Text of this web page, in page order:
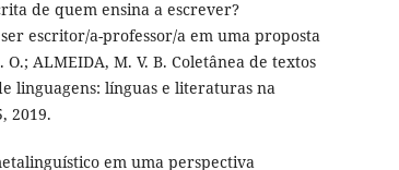
de quem ensina a escrever?
escritor/a-professor/a em uma proposta
ALMEIDA, M. V. B. Coletânea de textos
linguagens: línguas e literaturas na
2019.
em uma perspectiva